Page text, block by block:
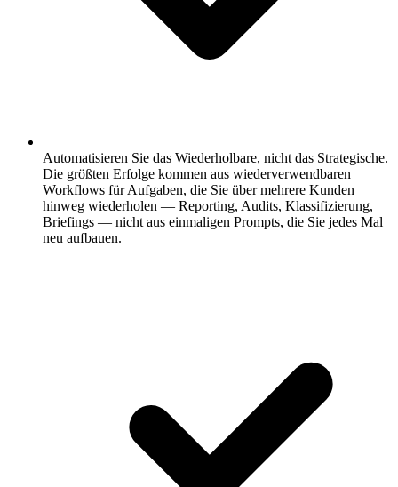
Automatisieren Sie das Wiederholbare, nicht das Strategische.
Die größten Erfolge kommen aus wiederverwendbaren
Workflows für Aufgaben, die Sie über mehrere Kunden
hinweg wiederholen — Reporting, Audits, Klassifizierung,
Briefings — nicht aus einmaligen Prompts, die Sie jedes Mal
neu aufbauen.